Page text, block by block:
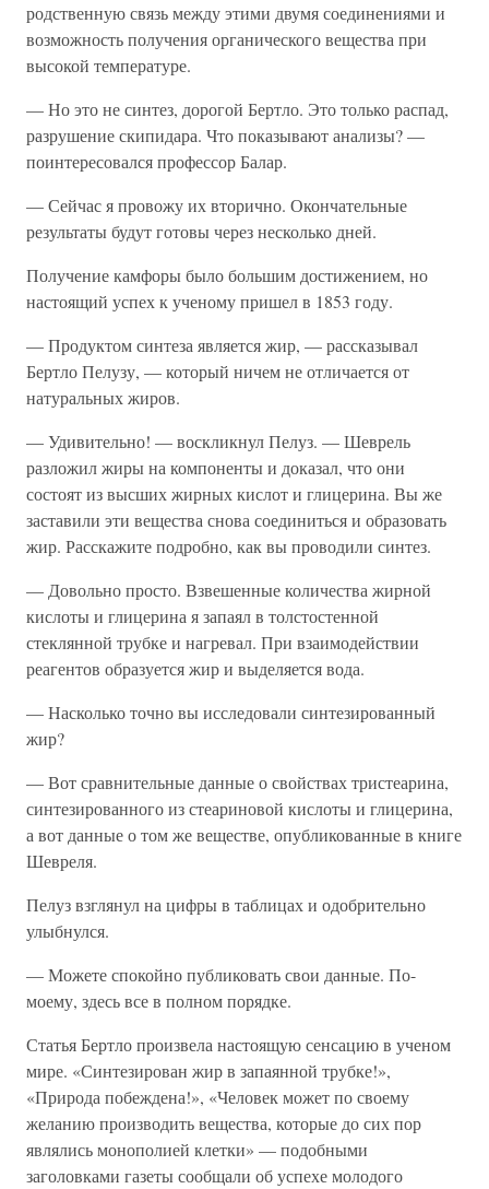
родственную связь между этими двумя соединениями и
возможность получения органического вещества при
высокой температуре.
— Но это не синтез, дорогой Бертло. Это только распад,
разрушение скипидара. Что показывают анализы? —
поинтересовался профессор Балар.
— Сейчас я провожу их вторично. Окончательные
результаты будут готовы через несколько дней.
Получение камфоры было большим достижением, но
настоящий успех к ученому пришел в 1853 году.
— Продуктом синтеза является жир, — рассказывал
Бертло Пелузу, — который ничем не отличается от
натуральных жиров.
— Удивительно! — воскликнул Пелуз. — Шеврель
разложил жиры на компоненты и доказал, что они
состоят из высших жирных кислот и глицерина. Вы же
заставили эти вещества снова соединиться и образовать
жир. Расскажите подробно, как вы проводили синтез.
— Довольно просто. Взвешенные количества жирной
кислоты и глицерина я запаял в толстостенной
стеклянной трубке и нагревал. При взаимодействии
реагентов образуется жир и выделяется вода.
— Насколько точно вы исследовали синтезированный
жир?
— Вот сравнительные данные о свойствах тристеарина,
синтезированного из стеариновой кислоты и глицерина,
а вот данные о том же веществе, опубликованные в книге
Шевреля.
Пелуз взглянул на цифры в таблицах и одобрительно
улыбнулся.
— Можете спокойно публиковать свои данные. По-
моему, здесь все в полном порядке.
Статья Бертло произвела настоящую сенсацию в ученом
мире. «Синтезирован жир в запаянной трубке!»,
«Природа побеждена!», «Человек может по своему
желанию производить вещества, которые до сих пор
являлись монополией клетки» — подобными
заголовками газеты сообщали об успехе молодого